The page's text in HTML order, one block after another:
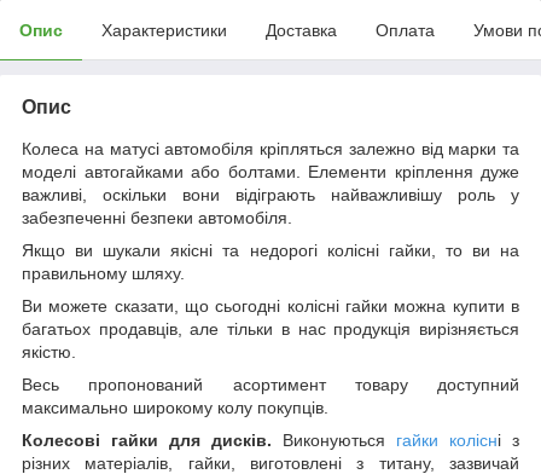
Опис Характеристики Доставка Оплата Умови
Опис
Колеса на матусі автомобіля кріпляться залежно від марки та
моделі автогайками або болтами. Елементи кріплення дуже
важливі, оскільки вони відіграють найважливішу роль у
забезпеченні безпеки автомобіля.
Якщо ви шукали якісні та недорогі колісні гайки, то ви на
правильному шляху.
Ви можете сказати, що сьогодні колісні гайки можна купити в
багатьох продавців, але тільки в нас продукція вирізняється
якістю.
Весь пропонований асортимент товару доступний
максимально широкому колу покупців.
Колесові гайки для дисків. Виконуються гайки колісні з
різних матеріалів, гайки, виготовлені з титану, зазвичай